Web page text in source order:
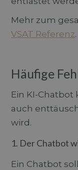
Mehr zum
VSAT Referenz.
Häufige
Ein KI-Chatbot
auch
wird.
1. Der Chatbot
Ein Chatbot